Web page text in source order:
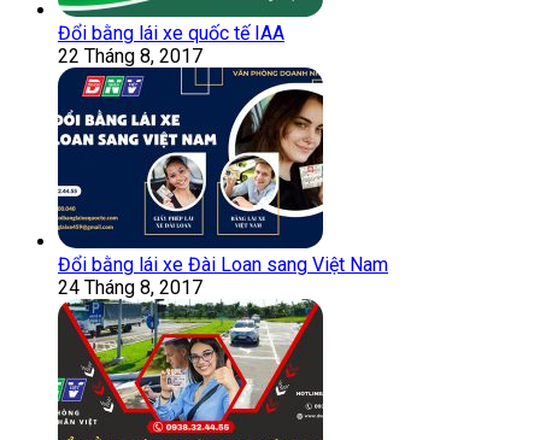
Đổi bằng lái xe quốc tế IAA
22 Tháng 8, 2017
Đổi bằng lái xe Đài Loan sang Việt Nam
24 Tháng 8, 2017